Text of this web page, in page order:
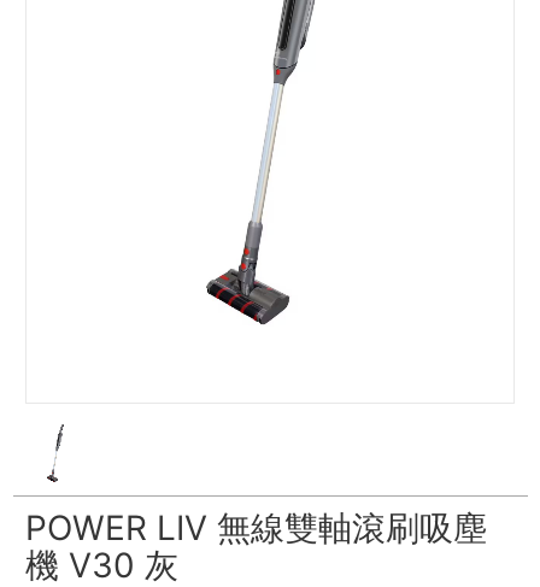
POWER LIV 無線雙軸滾刷吸塵
機 V30 灰